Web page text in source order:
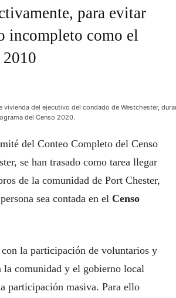
para evitar
incompleto como el
vivienda del ejecutivo del condado de Westchester,
del Censo 2020.
del Conteo Completo del Censo
se han trasado como tarea llegar
de la comunidad de Port Chester,
sea contada en el Censo
la participación de voluntarios y
la comunidad y el gobierno local
participación masiva. Para ello